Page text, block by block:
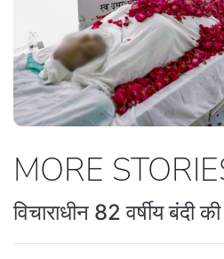
MORE
विचाराधीन 82 वर्षीय बंदी